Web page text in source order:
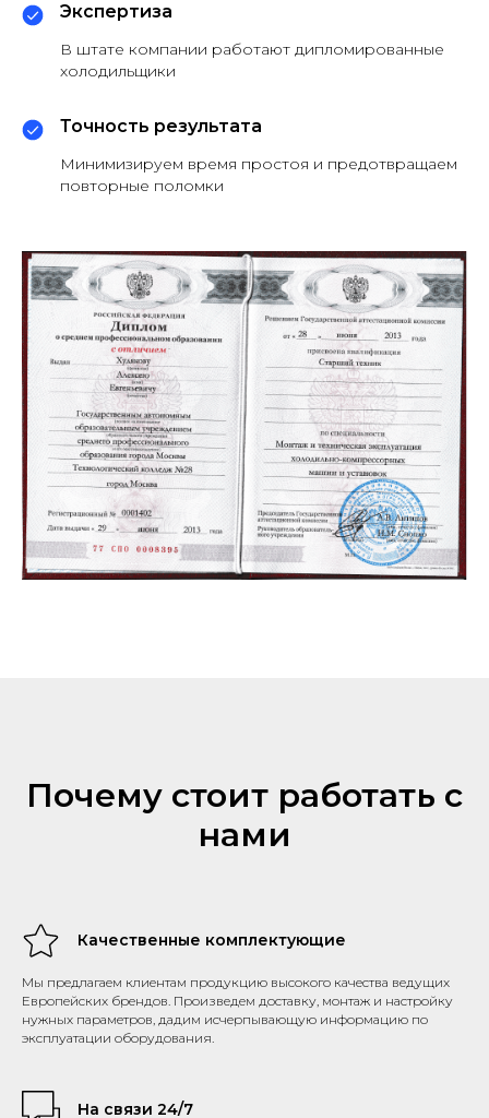
Экспертиза
В штате компании работают дипломированные
холодильщики
Точность результата
Минимизируем время простоя и предотвращаем
повторные поломки
Почему стоит работать с
нами
Качественные комплектующие
Мы предлагаем клиентам продукцию высокого качества ведущих
Европейских брендов. Произведем доставку, монтаж и настройку
нужных параметров, дадим исчерпывающую информацию по
эксплуатации оборудования.
На связи 24/7